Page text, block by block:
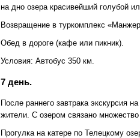
на дно озера красивейший голубой
Возвращение в туркомплекс
Обед в дороге (кафе или пикник).
Условия: Автобус 350 км.
7 день.
После раннего завтрака экскурсия
жители. С озером связано
Прогулка на катере по Телецкому